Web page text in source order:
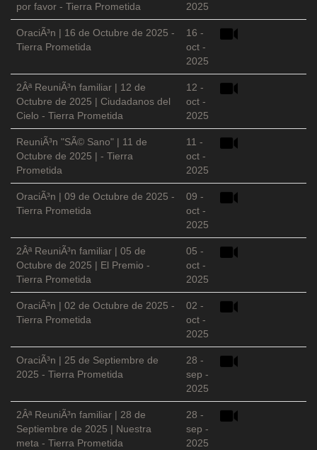
por favor - Tierra Prometida
2025
OraciÃ³n | 16 de Octubre de 2025 -
Tierra Prometida
16 -
oct -
2025
2Âª ReuniÃ³n familiar | 12 de
Octubre de 2025 | Ciudadanos del
Cielo - Tierra Prometida
12 -
oct -
2025
ReuniÃ³n "SÃ© Sano" | 11 de
Octubre de 2025 | - Tierra
Prometida
11 -
oct -
2025
OraciÃ³n | 09 de Octubre de 2025 -
Tierra Prometida
09 -
oct -
2025
2Âª ReuniÃ³n familiar | 05 de
Octubre de 2025 | El Premio -
Tierra Prometida
05 -
oct -
2025
OraciÃ³n | 02 de Octubre de 2025 -
Tierra Prometida
02 -
oct -
2025
OraciÃ³n | 25 de Septiembre de
2025 - Tierra Prometida
28 -
sep -
2025
2Âª ReuniÃ³n familiar | 28 de
Septiembre de 2025 | Nuestra
meta - Tierra Prometida
28 -
sep -
2025